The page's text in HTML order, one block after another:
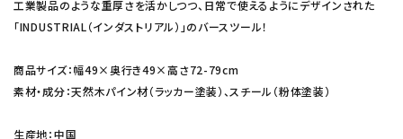
工業製品のような重厚さを活かしつつ、日常で使えるようにデザインされた
「INDUSTRIAL（インダストリアル）」のバースツール！
商品サイズ：幅49×奥行き49×高さ72-79cm
素材・成分：天然木パイン材（ラッカー塗装）、スチール（粉体塗装）
生産地：中国